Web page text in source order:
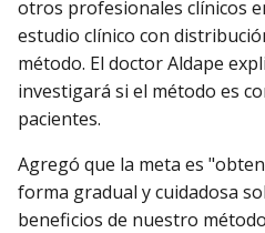
otros profesionales clínicos
estudio clínico con
método. El doctor Aldape
investigará si el método es
pacientes.
Agregó que la meta es
forma gradual y cuidadosa
beneficios de nuestro